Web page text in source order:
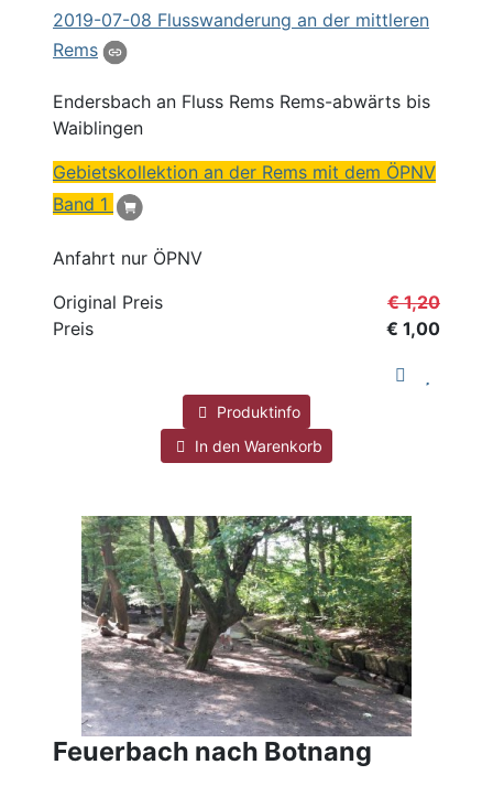
2019-07-08 Flusswanderung an der mittleren
Rems
Endersbach an Fluss Rems Rems-abwärts bis
Waiblingen
Gebietskollektion an der Rems mit dem ÖPNV
Band 1
Anfahrt nur ÖPNV
Original Preis
€ 1,20
Preis
€ 1,00
Produktinfo
In den Warenkorb
Feuerbach nach Botnang